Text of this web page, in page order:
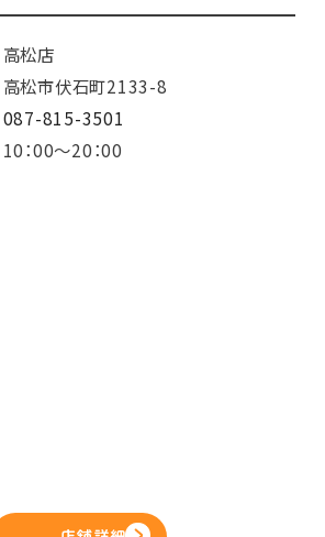
高松店
高松市伏石町2133-8
087-815-3501
10：00～20：00